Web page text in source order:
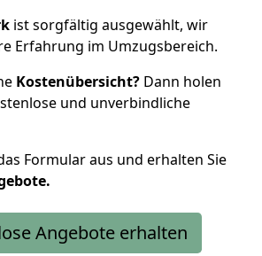
ist sorgfältig ausgewählt, wir
Erfahrung im Umzugsbereich.
Kostenübersicht? Dann holen
und unverbindliche
Formular aus und erhalten Sie
Angebote erhalten